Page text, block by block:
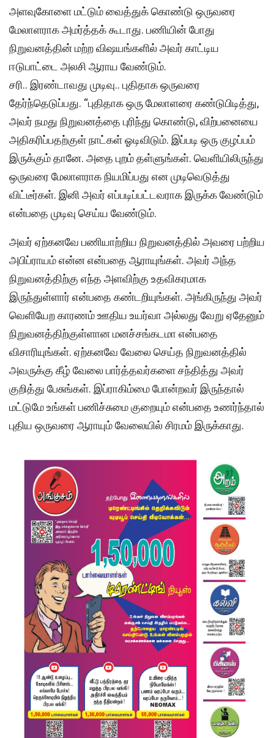
அளவுகோளை மட்டும் வைத்துக் கொண்டு ஒருவரை
மேலாளராக அமர்த்தக் கூடாது. பணியின் போது
நிறுவனத்தின் மற்ற விஷயங்களில் அவர் காட்டிய
ஈடுபாட்டை அலசி ஆராய வேண்டும்.
சரி.. இரண்டாவது முடிவு.. புதிதாக ஒருவரை
தேர்ந்தெடுப்பது. ‘‘புதிதாக ஒரு மேலாளரை கண்டுபிடித்து,
அவர் நமது நிறுவனத்தை புரிந்து கொண்டு, விற்பனையை
அதிகரிப்பதற்குள் நாட்கள் ஓடிவிடும். இப்படி ஒரு குழப்பம்
இருக்கும் தானே. அதை புறம் தள்ளுங்கள். வெளியிலிருந்து
ஒருவரை மேலாளராக நியமிப்பது என முடிவெடுத்து
விட்டீர்கள். இனி அவர் எப்படிப்பட்டவராக இருக்க வேண்டும்
என்பதை முடிவு செய்ய வேண்டும்.
அவர் ஏற்கனவே பணியாற்றிய நிறுவனத்தில் அவரை பற்றிய
அபிப்ராயம் என்ன என்பதை ஆராயுங்கள். அவர் அந்த
நிறுவனத்திற்கு எந்த அளவிற்கு உதவிகரமாக
இருந்துள்ளார் என்பதை கண்டறியுங்கள். அங்கிருந்து அவர்
வெளியேற காரணம் ஊதிய உயர்வா அல்லது வேறு ஏதேனும்
நிறுவனத்திற்குள்ளான மனச்சங்கடமா என்பதை
விசாரியுங்கள். ஏற்கனவே வேலை செய்த நிறுவனத்தில்
அவருக்கு கீழ் வேலை பார்த்தவர்களை சந்தித்து அவர்
குறித்து பேசுங்கள். இப்ராகிம்மை போன்றவர் இருந்தால்
மட்டுமே உங்கள் பணிச்சுமை குறையும் என்பதை உணர்ந்தால்
புதிய ஒருவரை ஆராயும் வேலையில் சிரமம் இருக்காது.